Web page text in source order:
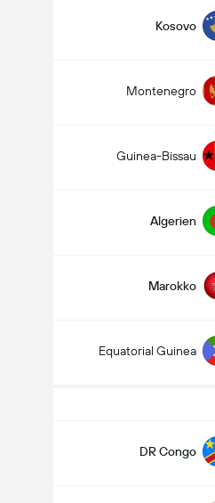
Kosovo
Montenegro
Guinea-Bissau
Algerien
Marokko
Equatorial Guinea
DR Congo